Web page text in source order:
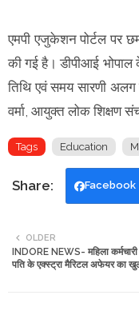
एमपी एजुकेशन पोर्टल पर
की गई है। डीपीआई भोपाल
तिथि एवं समय सारणी
वर्मा, आयुक्त लोक शिक्षण
Tags Education
Facebook
OLDER
INDORE NEWS- महिला
पति के एक्स्ट्रा मैरिटल अफेयर का